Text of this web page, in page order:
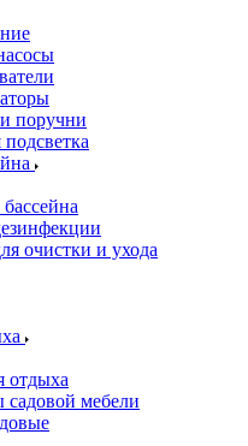
поручни
очистки и ухода
отдыха
мебели